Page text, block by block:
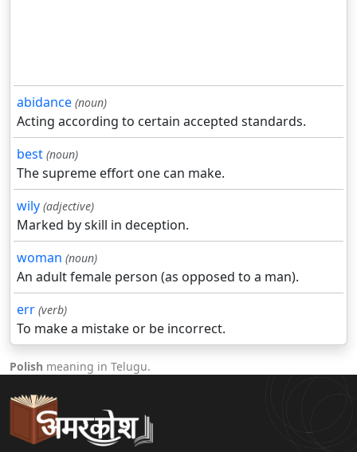
abidance (noun)
Acting according to certain accepted standards.
best (noun)
The supreme effort one can make.
wily (adjective)
Marked by skill in deception.
woman (noun)
An adult female person (as opposed to a man).
err (verb)
To make a mistake or be incorrect.
Polish meaning in Telugu.